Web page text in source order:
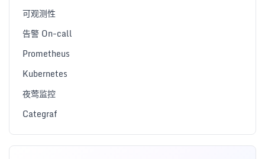
可观测性
告警 On-call
Prometheus
Kubernetes
夜莺监控
Categraf